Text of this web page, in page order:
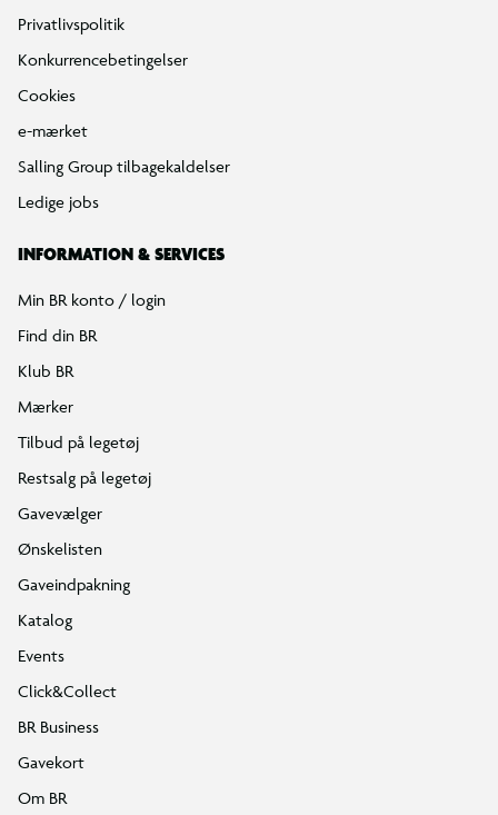
Privatlivspolitik
Konkurrencebetingelser
Cookies
e-mærket
Salling Group tilbagekaldelser
Ledige jobs
INFORMATION & SERVICES
Min BR konto / login
Find din BR
Klub BR
Mærker
Tilbud på legetøj
Restsalg på legetøj
Gavevælger
Ønskelisten
Gaveindpakning
Katalog
Events
Click&Collect
BR Business
Gavekort
Om BR